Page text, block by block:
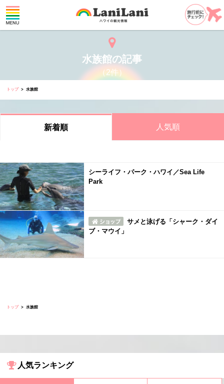
水族館の記事
（2件）
トップ 水族館
新着順 人気順
シーライフ・パーク・ハワイ／Sea Life
Park
サメと泳げる「シャーク・ダイ
ブ・マウイ」
トップ 水族館
人気ランキング